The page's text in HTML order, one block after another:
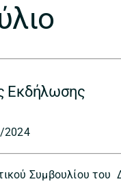
Εκδήλωσης
2024
Συμβουλίου του